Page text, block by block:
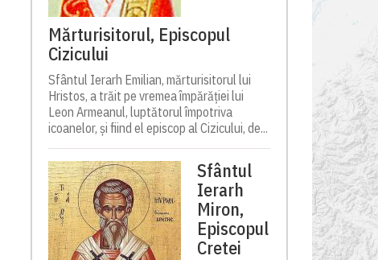
Mărturisitorul, Episcopul
Cizicului
Sfântul Ierarh Emilian, mărturisitorul lui
Hristos, a trăit pe vremea împărăției lui
Leon Armeanul, luptătorul împotriva
icoanelor, și fiind el episcop al Cizicului, de...
Sfântul
Ierarh
Miron,
Episcopul
Cretei